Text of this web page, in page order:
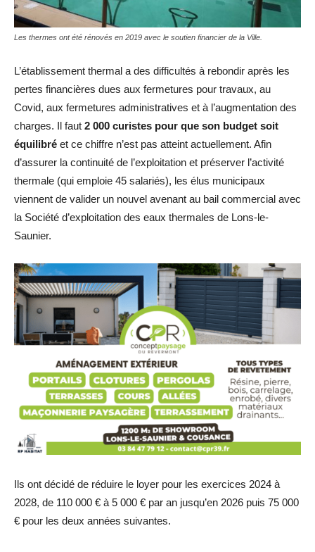
Les thermes ont été rénovés en 2019 avec le soutien financier de la Ville.
L’établissement thermal a des difficultés à rebondir après les
pertes financières dues aux fermetures pour travaux, au
Covid, aux fermetures administratives et à l’augmentation des
charges. Il faut 2 000 curistes pour que son budget soit
équilibré et ce chiffre n’est pas atteint actuellement. Afin
d’assurer la continuité de l’exploitation et préserver l’activité
thermale (qui emploie 45 salariés), les élus municipaux
viennent de valider un nouvel avenant au bail commercial avec
la Société d’exploitation des eaux thermales de Lons-le-
Saunier.
Ils ont décidé de réduire le loyer pour les exercices 2024 à
2028, de 110 000 € à 5 000 € par an jusqu’en 2026 puis 75 000
€ pour les deux années suivantes.